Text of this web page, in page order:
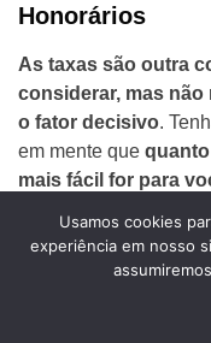
Honorários
As taxas são outra
considerar, mas não
o fator decisivo.
em mente que quanto
mais fácil for para
será a taxa que você
, isto é taxas
altas também
para as proteções e
Usamos cookies
experiência em nosso